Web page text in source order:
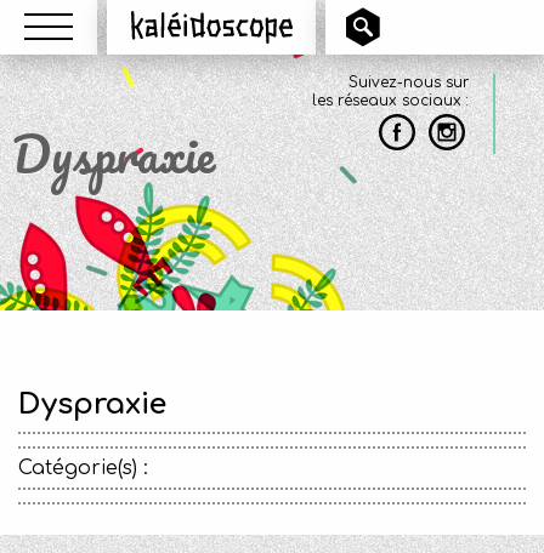
Menu Kaléidoscope
Suivez-nous sur
les réseaux sociaux :
Dyspraxie
Dyspraxie
Catégorie(s) :